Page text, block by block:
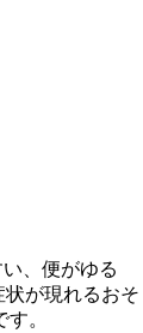
、便がゆる
が現れるおそ
。